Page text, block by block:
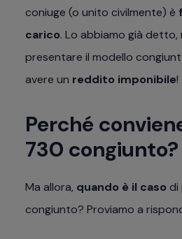
coniuge (o unito civilmente) è
carico. Lo abbiamo già
presentare il modello
avere un reddito imponibile!
Perché
730 congiunto?
Ma allora, quando è il caso di
congiunto? Proviamo a